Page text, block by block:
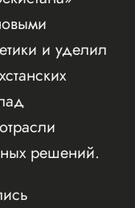
и уделил
решений.